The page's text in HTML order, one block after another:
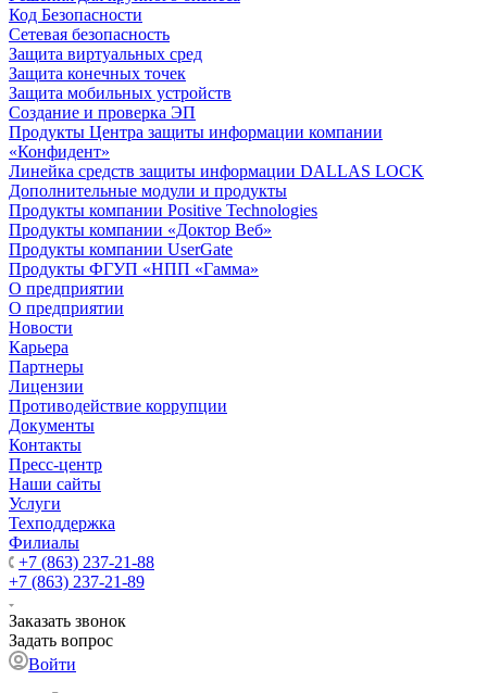
Код Безопасности
Сетевая безопасность
Защита виртуальных сред
Защита конечных точек
Защита мобильных устройств
Создание и проверка ЭП
Продукты Центра защиты информации компании
«Конфидент»
Линейка средств защиты информации DALLAS LOCK
Дополнительные модули и продукты
Продукты компании Positive Technologies
Продукты компании «Доктор Веб»
Продукты компании UserGate
Продукты ФГУП «НПП «Гамма»
О предприятии
О предприятии
Новости
Карьера
Партнеры
Лицензии
Противодействие коррупции
Документы
Контакты
Пресс-центр
Наши сайты
Услуги
Техподдержка
Филиалы
+7 (863) 237-21-88
+7 (863) 237-21-89
Заказать звонок
Задать вопрос
Войти